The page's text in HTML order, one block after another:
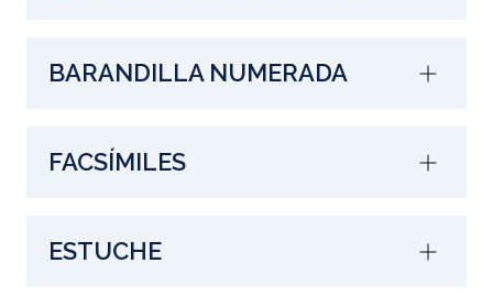
BARANDILLA NUMERADA
FACSÍMILES
ESTUCHE